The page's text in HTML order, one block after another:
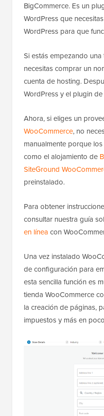
BigCommerce. Es un
WordPress que
WordPress para que
Si estás empezando
necesitas comprar un
cuenta de hosting.
WordPress y el plugin
Ahora, si eliges un
WooCommerce, no
manualmente porque
como el alojamiento de
SiteGround
preinstalado.
Para obtener
consultar nuestra guía
en línea con
Una vez instalado
de configuración para
esta sencilla función es
tienda WooCommerce
la creación de páginas,
impuestos y más en